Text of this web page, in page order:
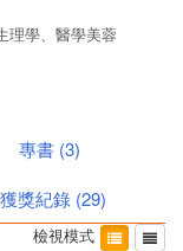
理學、醫學美蓉
專書 (3)
獲獎紀錄 (29)
檢視模式